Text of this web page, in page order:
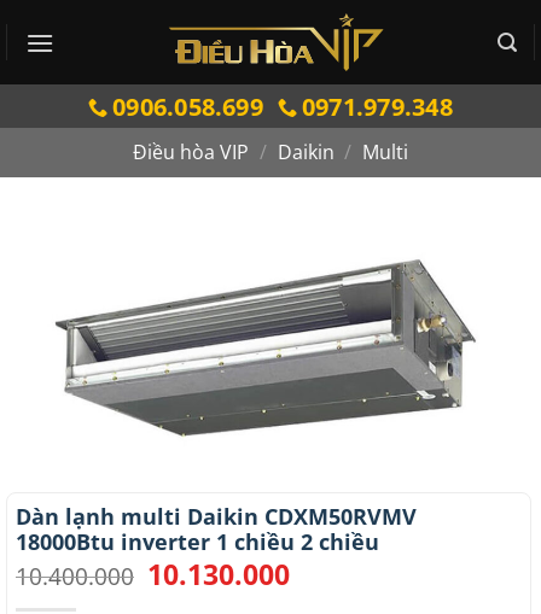
qua
0906.058.699 0971.979.348
Điều hòa VIP / Daikin / Multi
Dàn lạnh multi Daikin CDXM50RVMV
18000Btu inverter 1 chiều 2 chiều
10.400.000 Giá
gốc
10.130.000Giá